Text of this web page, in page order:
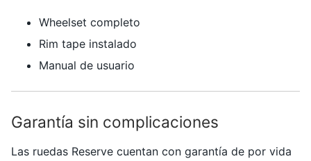
Wheelset completo
Rim tape instalado
Manual de usuario
Garantía sin complicaciones
Las ruedas Reserve cuentan con garantía de por vida